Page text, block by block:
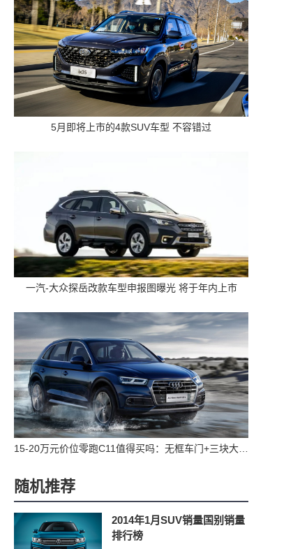
5月即将上市的4款SUV车型 不容错过
一汽-大众探岳改款车型申报图曝光 将于年内上市
随机推荐
2014年1月SUV销量国别销量
排行榜